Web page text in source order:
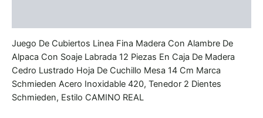
Juego De Cubiertos Linea Fina Madera Con Alambre De
Alpaca Con Soaje Labrada 12 Piezas En Caja De Madera
Cedro Lustrado Hoja De Cuchillo Mesa 14 Cm Marca
Schmieden Acero Inoxidable 420, Tenedor 2 Dientes
Schmieden, Estilo CAMINO REAL